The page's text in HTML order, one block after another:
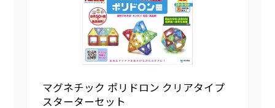
マグネチック ポリドロン クリアタイプ
スターターセット